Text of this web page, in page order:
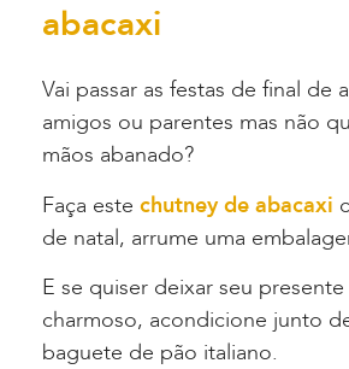
abacaxi
Vai passar as festas de final de
amigos ou parentes mas não
mãos abanado?
Faça este chutney de abacaxi
de natal, arrume uma
E se quiser deixar seu
charmoso, acondicione junto
baguete de pão italiano.